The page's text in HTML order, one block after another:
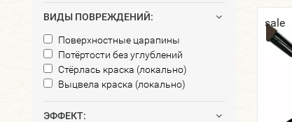
ВИДЫ ПОВРЕЖДЕНИЙ:
Поверхностные царапины
Потёртости без углублений
Стёрлась краска (локально)
Выцвела краска (локально)
ЭФФЕКТ:
sale